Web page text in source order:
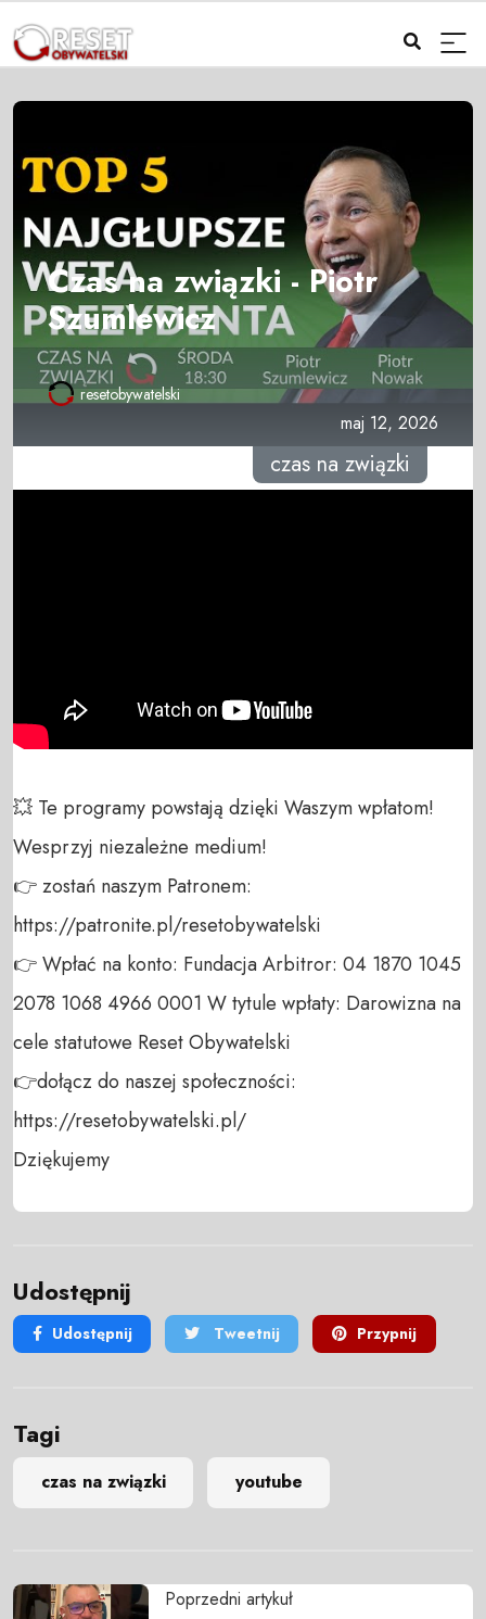
Czas na związki - Piotr
Szumlewicz
resetobywatelski
maj 12, 2026
czas na związki
💥 Te programy powstają dzięki Waszym wpłatom!
Wesprzyj niezależne medium!
👉 zostań naszym Patronem:
https://patronite.pl/resetobywatelski
👉 Wpłać na konto: Fundacja Arbitror: 04 1870 1045
2078 1068 4966 0001 W tytule wpłaty: Darowizna na
cele statutowe Reset Obywatelski
👉dołącz do naszej społeczności:
https://resetobywatelski.pl/
Dziękujemy
Udostępnij
Udostępnij Tweetnij Przypnij
Tagi
czas na związki youtube
Poprzedni artykuł